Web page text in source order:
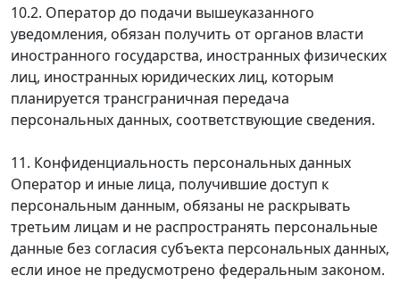
10.2. Оператор до подачи вышеуказанного
уведомления, обязан получить от органов власти
иностранного государства, иностранных физических
лиц, иностранных юридических лиц, которым
планируется трансграничная передача
персональных данных, соответствующие сведения.
11. Конфиденциальность персональных данных
Оператор и иные лица, получившие доступ к
персональным данным, обязаны не раскрывать
третьим лицам и не распространять персональные
данные без согласия субъекта персональных данных,
если иное не предусмотрено федеральным законом.